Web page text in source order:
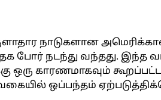
நாடுகளான
போர் நடந்து வந்தது. இந்த
ஒரு காரணமாகவும்
வகையில் ஒப்பந்தம்